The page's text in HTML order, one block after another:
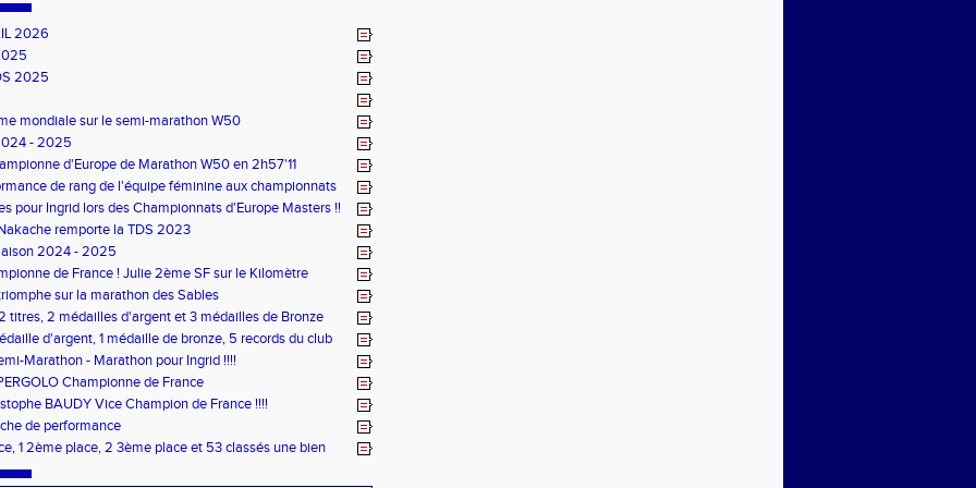
2026
2025
mondiale sur le semi-marathon W50
- 2025
d'Europe de Marathon W50 en 2h57'11
de rang de l'équipe féminine aux championnats
d'Ekiden 2024
pour Ingrid lors des Championnats d'Europe Masters !!
remporte la TDS 2023
2024 - 2025
de France ! Julie 2ème SF sur le Kilomètre
sur la marathon des Sables
titres, 2 médailles d'argent et 3 médailles de Bronze
d'argent, 1 médaille de bronze, 5 records du club
en salle TC
Marathon - Marathon pour Ingrid !!!!
Championne de France
BAUDY Vice Champion de France !!!!
de performance
1 2ème place, 2 3ème place et 53 classés une bien